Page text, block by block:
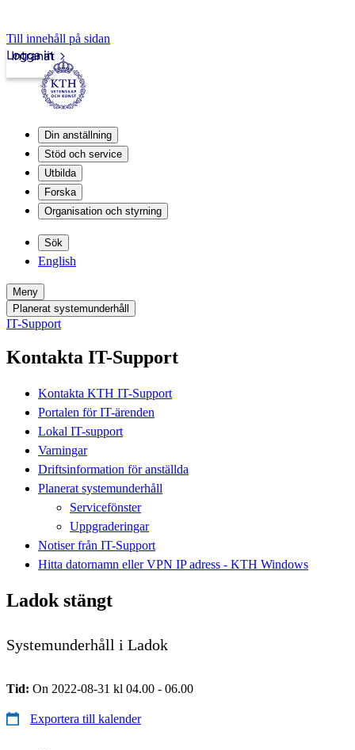
Till innehåll på sidan
Intranät
Logga in
Din anställning
Stöd och service
Utbilda
Forska
Organisation och styrning
Sök
English
Meny
Planerat systemunderhåll
IT-Support
Kontakta IT-Support
Kontakta KTH IT-Support
Portalen för IT-ärenden
Lokal IT-support
Varningar
Driftsinformation för anställda
Planerat systemunderhåll
Servicefönster
Uppgraderingar
Notiser från IT-Support
Hitta datornamn eller VPN IP adress - KTH Windows
Ladok stängt
Systemunderhåll i Ladok
Tid: On 2022-08-31 kl 04.00 - 06.00
Exportera till kalender